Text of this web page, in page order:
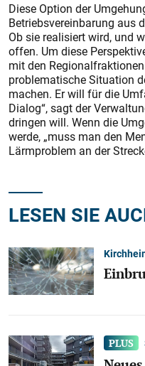
Diese Option der
Betriebsvereinbarung aus
Ob sie realisiert wird, und
offen. Um diese
mit den
problematische Situation
machen. Er will für die
Dialog“, sagt der
dringen will. Wenn die
werde, „muss man den
Lärmproblem an der
LESEN SIE